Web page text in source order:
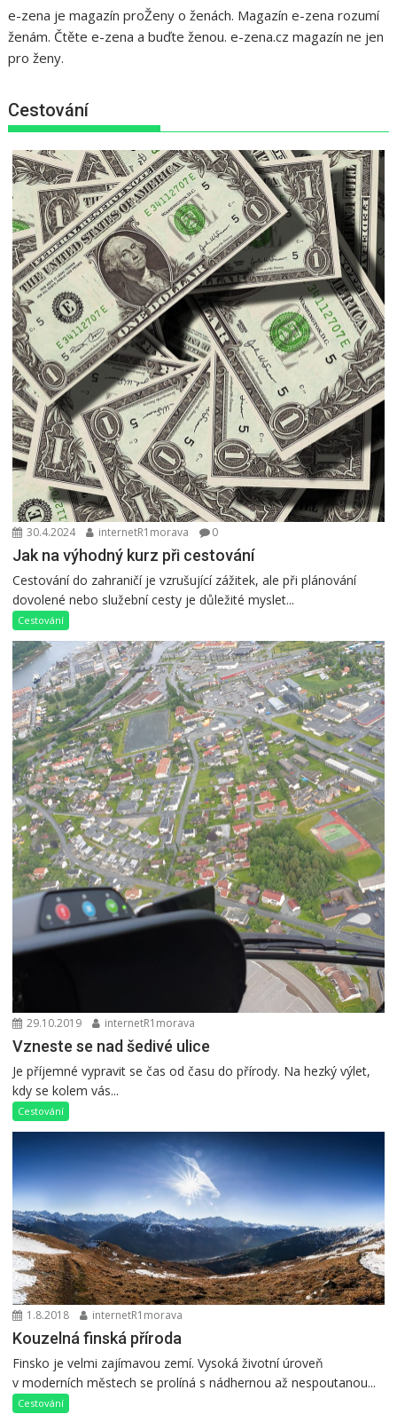
e-zena je magazín proŽeny o ženách. Magazín e-zena rozumí
ženám. Čtěte e-zena a buďte ženou. e-zena.cz magazín ne jen
pro ženy.
Cestování
30.4.2024 internetR1morava 0
Jak na výhodný kurz při cestování
Cestování do zahraničí je vzrušující zážitek, ale při plánování
dovolené nebo služební cesty je důležité myslet...
Cestování
29.10.2019 internetR1morava
Vzneste se nad šedivé ulice
Je příjemné vypravit se čas od času do přírody. Na hezký výlet,
kdy se kolem vás...
Cestování
1.8.2018 internetR1morava
Kouzelná finská příroda
Finsko je velmi zajímavou zemí. Vysoká životní úroveň
v moderních městech se prolíná s nádhernou až nespoutanou...
Cestování